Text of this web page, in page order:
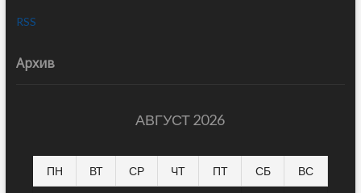
RSS
Архив
АВГУСТ 2026
ПН ВТ СР ЧТ ПТ СБ ВС